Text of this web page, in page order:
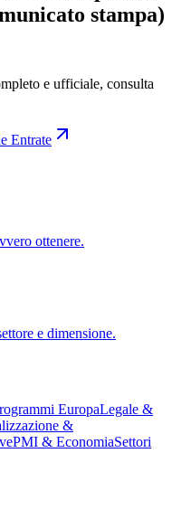
stampa)
e ufficiale, consulta
Entrate
ottenere.
e dimensione.
EuropaLegale &
&
PMI & EconomiaSettori